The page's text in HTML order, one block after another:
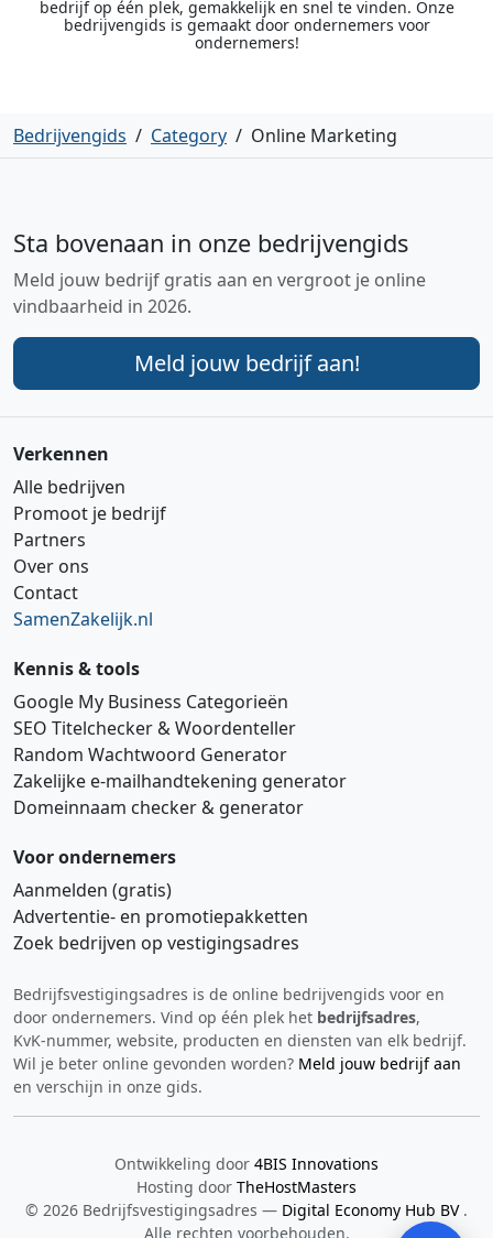
bedrijf op één plek, gemakkelijk en snel te vinden. Onze
bedrijvengids is gemaakt door ondernemers voor
ondernemers!
Bedrijvengids / Category / Online Marketing
Sta bovenaan in onze bedrijvengids
Meld jouw bedrijf gratis aan en vergroot je online
vindbaarheid in 2026.
Meld jouw bedrijf aan!
Verkennen
Alle bedrijven
Promoot je bedrijf
Partners
Over ons
Contact
SamenZakelijk.nl
Kennis & tools
Google My Business Categorieën
SEO Titelchecker & Woordenteller
Random Wachtwoord Generator
Zakelijke e‑mailhandtekening generator
Domeinnaam checker & generator
Voor ondernemers
Aanmelden (gratis)
Advertentie‑ en promotiepakketten
Zoek bedrijven op vestigingsadres
Bedrijfsvestigingsadres is de online bedrijvengids voor en
door ondernemers. Vind op één plek het bedrijfsadres,
KvK‑nummer, website, producten en diensten van elk bedrijf.
Wil je beter online gevonden worden? Meld jouw bedrijf aan
en verschijn in onze gids.
Ontwikkeling door 4BIS Innovations
Hosting door TheHostMasters
© 2026 Bedrijfsvestigingsadres — Digital Economy Hub BV .
Alle rechten voorbehouden.
Hi 👋 We horen graag uw feedback!
Verstuur